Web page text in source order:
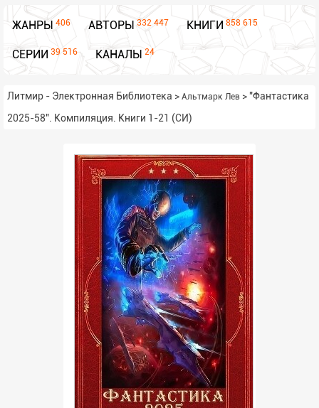
ЖАНРЫ 406 АВТОРЫ 332 447 КНИГИ 858 615
СЕРИИ 39 516 КАНАЛЫ 24
Литмир - Электронная Библиотека > Альтмарк Лев >"Фантастика
2025-58". Компиляция. Книги 1-21 (СИ)